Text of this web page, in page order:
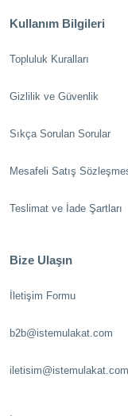
Kullanım Bilgileri
Topluluk Kuralları
Gizlilik ve Güvenlik
Sıkça Sorulan Sorular
Mesafeli Satış
Teslimat ve İade Şartları
Bize Ulaşın
İletişim Formu
b2b@istemulakat.com
iletisim@istemulakat.com